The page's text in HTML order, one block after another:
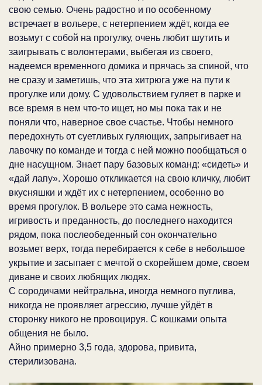
свою семью. Очень радостно и по особенному
встречает в вольере, с нетерпением ждёт, когда ее
возьмут с собой на прогулку, очень любит шутить и
заигрывать с волонтерами, выбегая из своего,
надеемся временного домика и прячась за спиной, что
не сразу и заметишь, что эта хитрюга уже на пути к
прогулке или дому. С удовольствием гуляет в парке и
все время в нем что-то ищет, но мы пока так и не
поняли что, наверное свое счастье. Чтобы немного
передохнуть от суетливых гуляющих, запрыгивает на
лавочку по команде и тогда с ней можно пообщаться о
дне насущном. Знает пару базовых команд: «сидеть» и
«дай лапу». Хорошо откликается на свою кличку, любит
вкусняшки и ждёт их с нетерпением, особенно во
время прогулок. В вольере это сама нежность,
игривость и преданность, до последнего находится
рядом, пока послеобеденный сон окончательно
возьмет верх, тогда перебирается к себе в небольшое
укрытие и засыпает с мечтой о скорейшем доме, своем
диване и своих любящих людях.
С сородичами нейтральна, иногда немного пуглива,
никогда не проявляет агрессию, лучше уйдёт в
сторонку никого не провоцируя. С кошками опыта
общения не было.
Айно примерно 3,5 года, здорова, привита,
стерилизована.